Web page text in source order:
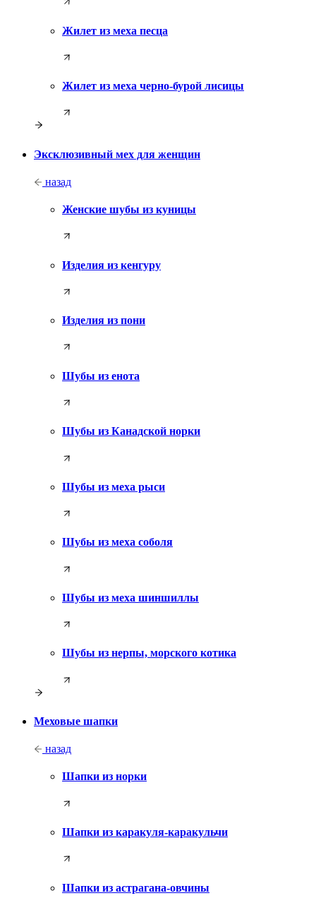
Жилет из меха песца
Жилет из меха черно-бурой лисицы
Эксклюзивный мех для женщин
назад
Женские шубы из куницы
Изделия из кенгуру
Изделия из пони
Шубы из енота
Шубы из Канадской норки
Шубы из меха рыси
Шубы из меха соболя
Шубы из меха шиншиллы
Шубы из нерпы, морского котика
Меховые шапки
назад
Шапки из норки
Шапки из каракуля-каракульчи
Шапки из астрагана-овчины